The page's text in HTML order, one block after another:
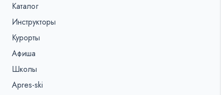
Каталог
Инструкторы
Курорты
Афиша
Школы
Apres-ski